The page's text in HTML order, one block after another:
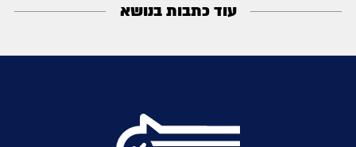
עוד כתבות בנושא